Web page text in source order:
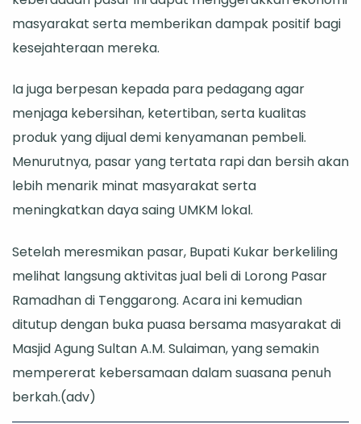
masyarakat serta memberikan dampak positif bagi
kesejahteraan mereka.
Ia juga berpesan kepada para pedagang agar
menjaga kebersihan, ketertiban, serta kualitas
produk yang dijual demi kenyamanan pembeli.
Menurutnya, pasar yang tertata rapi dan bersih akan
lebih menarik minat masyarakat serta
meningkatkan daya saing UMKM lokal.
Setelah meresmikan pasar, Bupati Kukar berkeliling
melihat langsung aktivitas jual beli di Lorong Pasar
Ramadhan di Tenggarong. Acara ini kemudian
ditutup dengan buka puasa bersama masyarakat di
Masjid Agung Sultan A.M. Sulaiman, yang semakin
mempererat kebersamaan dalam suasana penuh
berkah.(adv)